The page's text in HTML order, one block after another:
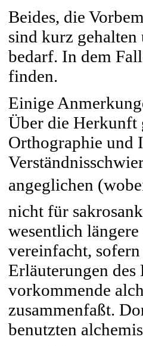
Beides, die
sind kurz
bedarf. In dem
finden.
Einige
Über die Herkunft
Orthographie und
angeglichen
nicht für
wesentlich
vereinfacht,
Erläuterungen
vorkommende
zusammenfaßt.
benutzten